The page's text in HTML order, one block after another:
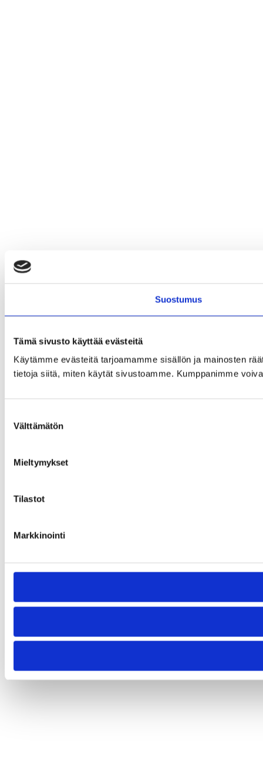
Suostumus
Tämä sivusto käyttää evästeitä
Käytämme evästeitä tarjoamamme sisällön ja mainosten
tietoja siitä, miten käytät sivustoamme. Kumppanimme
valinta
Välttämätön
Mieltymykset
Tilastot
Markkinointi